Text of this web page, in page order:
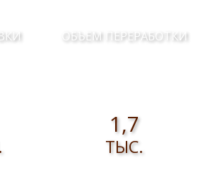
ОБЪЕМ ПЕРЕРАБОТКИ
1,7
ТЫС.